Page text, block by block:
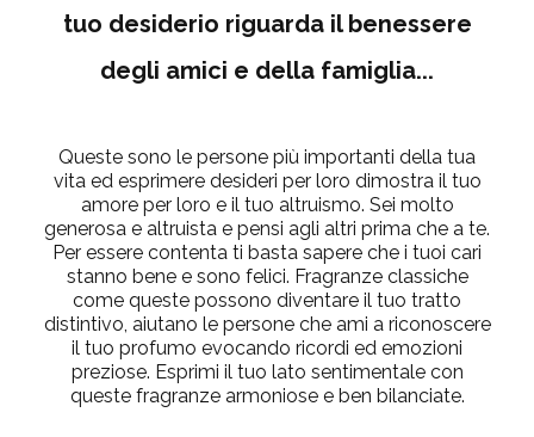
tuo desiderio riguarda il benessere
degli amici e della famiglia...
Queste sono le persone più importanti della tua
vita ed esprimere desideri per loro dimostra il tuo
amore per loro e il tuo altruismo. Sei molto
generosa e altruista e pensi agli altri prima che a te.
Per essere contenta ti basta sapere che i tuoi cari
stanno bene e sono felici. Fragranze classiche
come queste possono diventare il tuo tratto
distintivo, aiutano le persone che ami a riconoscere
il tuo profumo evocando ricordi ed emozioni
preziose. Esprimi il tuo lato sentimentale con
queste fragranze armoniose e ben bilanciate.